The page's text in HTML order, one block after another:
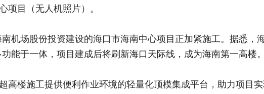
目（无人机照片）。
场股份投资建设的海口市海南中心项目正加紧施工。据悉，
能于一体，项目建成后将刷新海口天际线，成为海南第一高楼
楼施工提供便利作业环境的轻量化顶模集成平台，助力项目实